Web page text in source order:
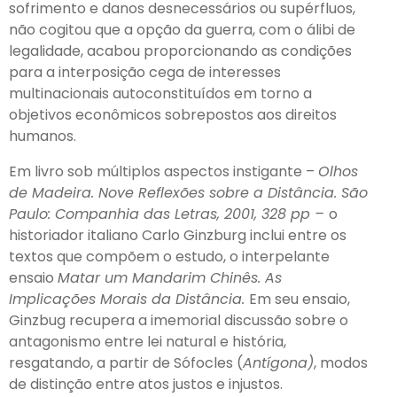
sofrimento e danos desnecessários ou supérfluos,
não cogitou que a opção da guerra, com o álibi de
legalidade, acabou proporcionando as condições
para a interposição cega de interesses
multinacionais autoconstituídos em torno a
objetivos econômicos sobrepostos aos direitos
humanos.
Em livro sob múltiplos aspectos instigante – Olhos
de Madeira. Nove Reflexões sobre a Distância. São
Paulo: Companhia das Letras, 2001, 328 pp – o
historiador italiano Carlo Ginzburg inclui entre os
textos que compõem o estudo, o interpelante
ensaio Matar um Mandarim Chinês. As
Implicações Morais da Distância. Em seu ensaio,
Ginzbug recupera a imemorial discussão sobre o
antagonismo entre lei natural e história,
resgatando, a partir de Sófocles (Antígona), modos
de distinção entre atos justos e injustos.